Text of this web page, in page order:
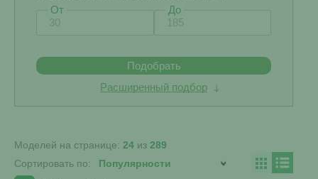
От
До
Подобрать
Расширенный подбор
Моделей на странице: 24 из 289
Сортировать по: